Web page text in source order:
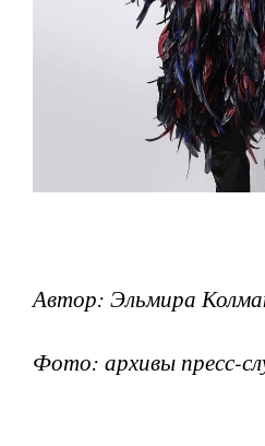
Автор: Эльмира
Фото: архивы пресс-